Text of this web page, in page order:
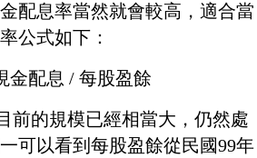
配息率當然就會較高，適合當
公式如下：
金配息 / 每股盈餘
前的規模已經相當大，仍然處
可以看到每股盈餘從民國99年